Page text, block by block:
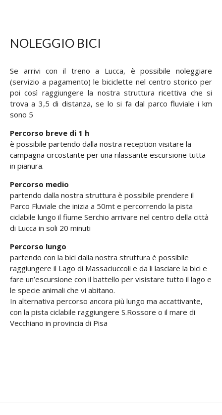
NOLEGGIO BICI
Se arrivi con il treno a Lucca, è possibile noleggiare
(servizio a pagamento) le biciclette nel centro storico per
poi così raggiungere la nostra struttura ricettiva che si
trova a 3,5 di distanza, se lo si fa dal parco fluviale i km
sono 5
Percorso breve di 1 h
è possibile partendo dalla nostra reception visitare la
campagna circostante per una rilassante escursione tutta
in pianura.
Percorso medio
partendo dalla nostra struttura è possibile prendere il
Parco Fluviale che inizia a 50mt e percorrendo la pista
ciclabile lungo il fiume Serchio arrivare nel centro della città
di Lucca in soli 20 minuti
Percorso lungo
partendo con la bici dalla nostra struttura è possibile
raggiungere il Lago di Massaciuccoli e da li lasciare la bici e
fare un’escursione con il battello per visistare tutto il lago e
le specie animali che vi abitano.
In alternativa percorso ancora più lungo ma accattivante,
con la pista ciclabile raggiungere S.Rossore o il mare di
Vecchiano in provincia di Pisa